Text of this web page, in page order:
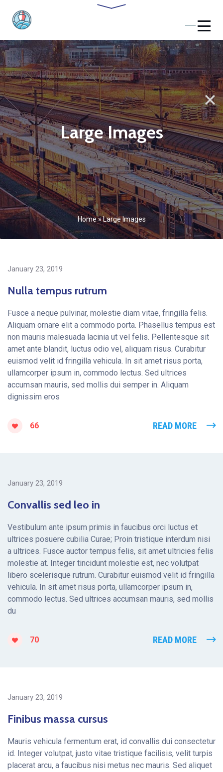
Large Images
Home»Large Images
January 23, 2019
Nulla tempus rutrum
Fusce a neque pulvinar, molestie diam vitae, fringilla felis.
Aliquam ornare elit a commodo porta. Phasellus tempus est
non mauris malesuada lacinia ut vel felis. Pellentesque sit
amet ante blandit, luctus odio vel, aliquam risus. Curabitur
euismod velit id fringilla vehicula. In sit amet risus porta,
ullamcorper ipsum in, commodo lectus. Sed ultrices
accumsan mauris, sed mollis dui semper in. Aliquam
dignissim eros
66 READ MORE
January 23, 2019
Convallis sed leo in
Vestibulum ante ipsum primis in faucibus orci luctus et
ultrices posuere cubilia Curae; Proin tristique interdum nisi
a ultrices. Fusce auctor tempus felis, sit amet ultricies felis
molestie at. Integer tincidunt molestie est, nec volutpat
libero scelerisque rutrum. Curabitur euismod velit id fringilla
vehicula. In sit amet risus porta, ullamcorper ipsum in,
commodo lectus. Sed ultrices accumsan mauris, sed mollis
du
70 READ MORE
January 23, 2019
Finibus massa cursus
Mauris vehicula fermentum erat, id convallis dui consectetur
id. Integer volutpat, justo vitae tristique facilisis, velit turpis
placerat arcu, a faucibus nisi metus nec mauris. Sed aliquet